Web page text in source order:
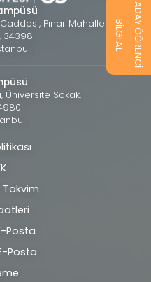
Pınar Mahallesi,
34398
Üniversite Sokak,
Posta
Posta
BİLGİ AL ADAY ÖĞRENCİ